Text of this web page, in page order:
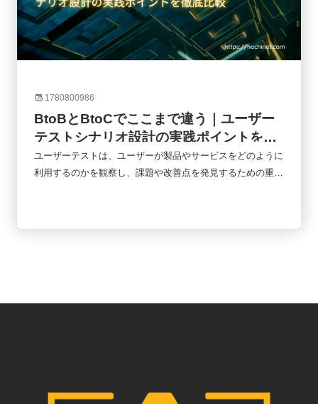
1780800986
BtoBとBtoCでここまで違う｜ユーザー
テストシナリオ設計の実践ポイントを徹
底比較
ユーザーテストは、ユーザーが製品やサービスをどのように
利用するのかを観察し、課題や改善点を発見するための重要